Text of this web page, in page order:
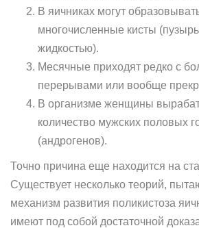
В яичниках могут
многочисленные кисты
жидкостью).
Месячные приходят редко с
перерывами или вообще
В организме женщины
количество мужских половых
(андрогенов).
Точно причина еще находится на
Существует несколько теорий,
механизм развития поликистоза
имеют под собой достаточной